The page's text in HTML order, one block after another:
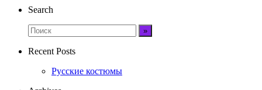
Search
Recent Posts
Русские костюмы